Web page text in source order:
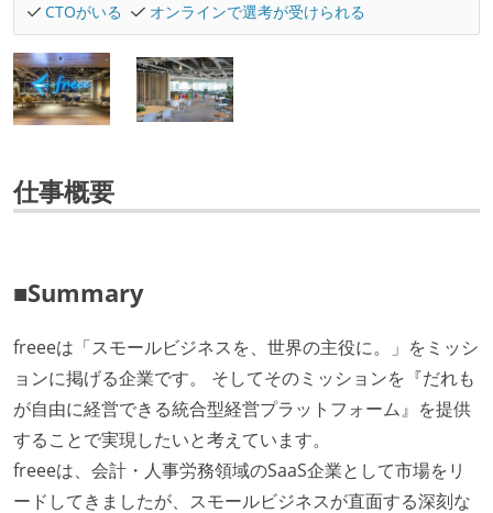
CTOがいる
オンラインで選考が受けられる
仕事概要
■Summary
freeeは「スモールビジネスを、世界の主役に。」をミッシ
ョンに掲げる企業です。 そしてそのミッションを『だれも
が自由に経営できる統合型経営プラットフォーム』を提供
することで実現したいと考えています。
freeeは、会計・人事労務領域のSaaS企業として市場をリ
ードしてきましたが、スモールビジネスが直面する深刻な